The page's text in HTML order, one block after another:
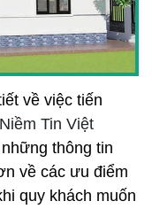
về việc tiến
Niềm Tin Việt
thông tin
về các ưu điểm
quy khách muốn